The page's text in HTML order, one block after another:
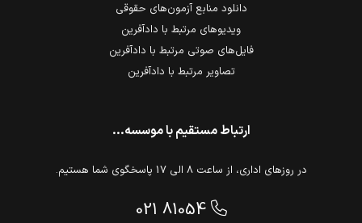
ارتباط مستقیم با موسسه...
در روزهای اداری، از ساعت 8 الی 17 پاسخگوی شما هستیم.
021 81054
دانلود منابع آزمون‌های حقوقی
ویدیوهای مرتبط با دادآفرین
فایل‌های صوتی مرتبط با دادآفرین
تصاویر مرتبط با دادآفرین